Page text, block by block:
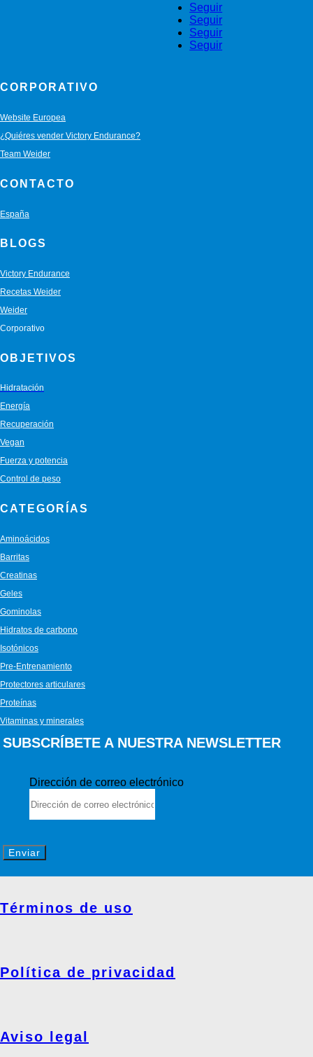
Seguir
Seguir
Seguir
Seguir
CORPORATIVO
Website Europea
¿Quiéres vender Victory Endurance?
Team Weider
CONTACTO
España
BLOGS
Victory Endurance
Recetas Weider
Weider
Corporativo
OBJETIVOS
Hidratación
Energía
Recuperación
Vegan
Fuerza y potencia
Control de peso
CATEGORÍAS
Aminoácidos
Barritas
Creatinas
Geles
Gominolas
Hidratos de carbono
Isotónicos
Pre-Entrenamiento
Protectores articulares
Proteínas
Vitaminas y minerales
SUBSCRÍBETE A NUESTRA NEWSLETTER
Dirección de correo electrónico
Enviar
Términos de uso
Política de privacidad
Aviso legal